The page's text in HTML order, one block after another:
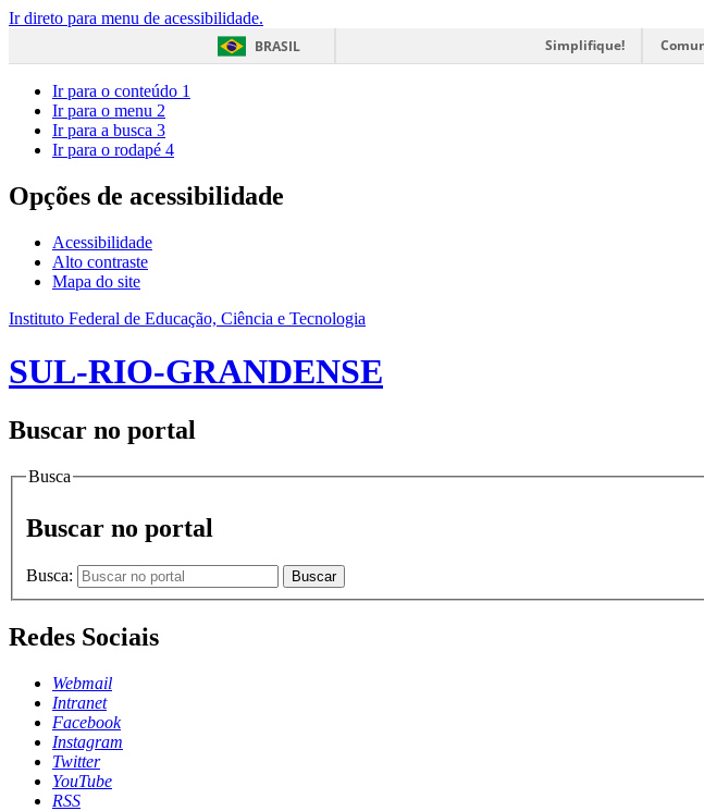
Ir direto para menu de acessibilidade.
BRASIL
Simplifique!
Ir para o conteúdo 1
Ir para o menu 2
Ir para a busca 3
Ir para o rodapé 4
Opções de acessibilidade
Acessibilidade
Alto contraste
Mapa do site
Instituto Federal de Educação, Ciência e Tecnologia
SUL-RIO-GRANDENSE
Buscar no portal
Busca
Buscar no portal
Busca: Buscar
Redes Sociais
Webmail
Intranet
Facebook
Instagram
Twitter
YouTube
RSS